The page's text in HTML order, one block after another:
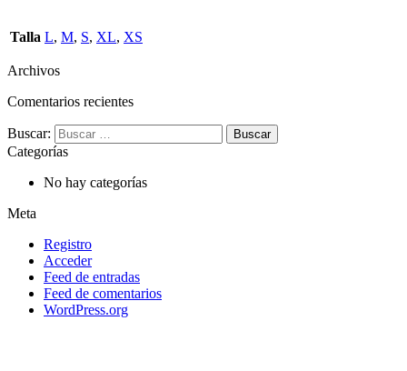
Talla L, M, S, XL, XS
Archivos
Comentarios recientes
Buscar:
Categorías
No hay categorías
Meta
Registro
Acceder
Feed de entradas
Feed de comentarios
WordPress.org